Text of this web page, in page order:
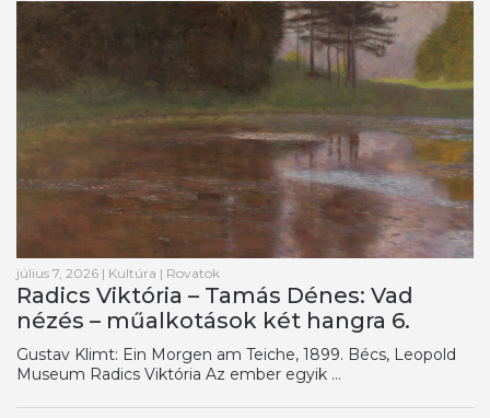
július 7, 2026 | Kultúra | Rovatok
Radics Viktória – Tamás Dénes: Vad
nézés – műalkotások két hangra 6.
Gustav Klimt: Ein Morgen am Teiche, 1899. Bécs, Leopold
Museum Radics Viktória Az ember egyik ...